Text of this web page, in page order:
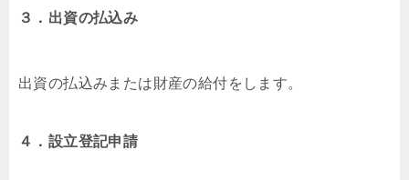
３．出資の払込み
出資の払込みまたは財産の給付をします。
４．設立登記申請